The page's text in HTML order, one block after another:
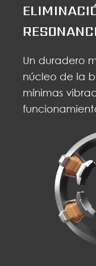
Un duradero
núcleo de la
mínimas